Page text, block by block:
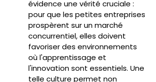
évidence une vérité cruciale :
pour que les petites entreprises
prospèrent sur un marché
concurrentiel, elles doivent
favoriser des environnements
où l'apprentissage et
l'innovation sont essentiels. Une
telle culture permet non